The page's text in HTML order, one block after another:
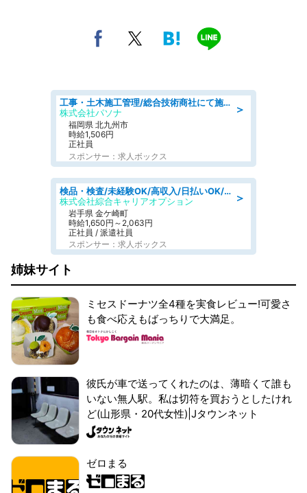
＞
工事・土木施工管理/総合技術商社にて施工管理のお仕事/即日勤務可/車通勤可/工事・土木施工管理/生産・品質管理
株式会社パソナ
福岡県 北九州市
時給1,506円
正社員
スポンサー：求人ボックス
＞
検品・検査/未経験OK/高収入/日払いOK/交替制/20・30・40代活躍中
株式会社綜合キャリアオプション
岩手県 金ケ崎町
時給1,650円～2,063円
正社員 / 派遣社員
スポンサー：求人ボックス
姉妹サイト
ミセスドーナツ全4種を実食レビュー!可愛さ
も食べ応えもばっちりで大満足。
彼氏が車で送ってくれたのは、薄暗くて誰も
いない無人駅。私は切符を買おうとしたけれ
ど(山形県・20代女性)|Jタウンネット
ゼロまる